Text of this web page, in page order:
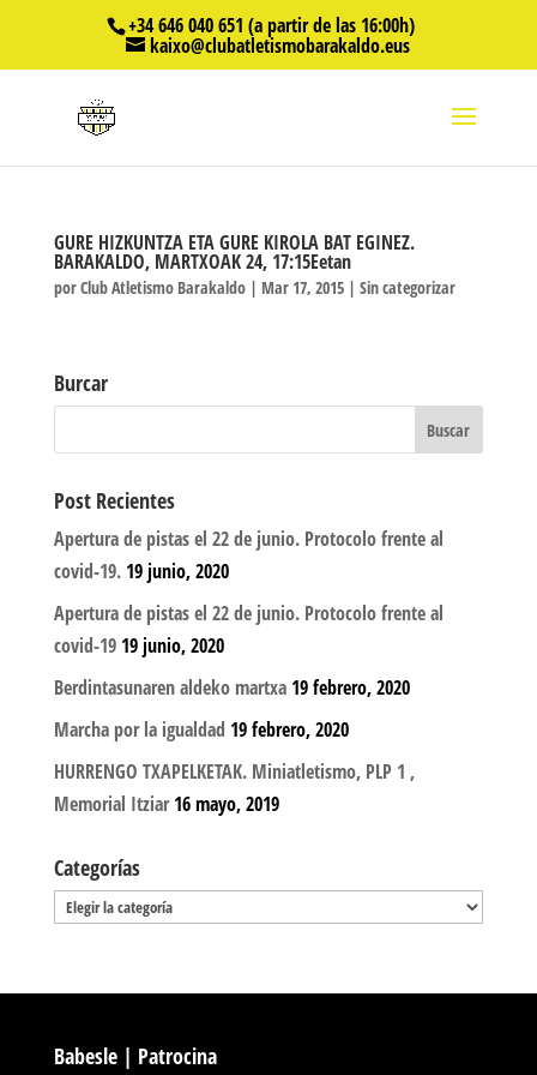
+34 646 040 651 (a partir de las 16:00h)
kaixo@clubatletismobarakaldo.eus
GURE HIZKUNTZA ETA GURE KIROLA BAT EGINEZ.
BARAKALDO, MARTXOAK 24, 17:15Eetan
porClub Atletismo Barakaldo| Mar 17, 2015| Sin categorizar
Burcar
Post Recientes
Apertura de pistas el 22 de junio. Protocolo frente al
covid-19. 19 junio, 2020
Apertura de pistas el 22 de junio. Protocolo frente al
covid-19 19 junio, 2020
Berdintasunaren aldeko martxa 19 febrero, 2020
Marcha por la igualdad 19 febrero, 2020
HURRENGO TXAPELKETAK. Miniatletismo, PLP 1 ,
Memorial Itziar 16 mayo, 2019
Categorías
Categorías
Babesle | Patrocina